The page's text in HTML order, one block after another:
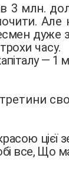
3 млн.
Але
дуже
часу.
— 1
цієї
все, Що